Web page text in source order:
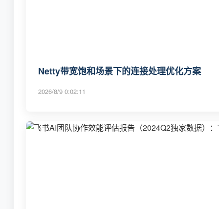
Netty带宽饱和场景下的连接处理优化方案
2026/8/9 0:02:11